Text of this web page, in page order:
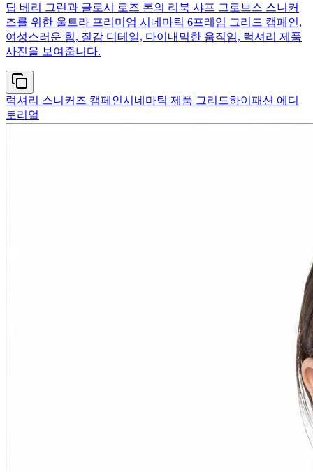
딥 베리 그린과 글로시 로즈 톤의 리북 샤프 그로브스 스니커
즈를 위한 울트라 프리미엄 시네마틱 6프레임 그리드 캠페인,
여성스러운 힘, 질감 디테일, 다이내믹한 움직임, 럭셔리 제품
사진을 보여줍니다.
럭셔리 스니커즈 캠페인시네마틱 제품 그리드하이패션 에디
토리얼